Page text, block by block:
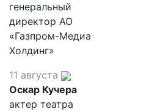
генеральный
директор АО
«Газпром-Медиа
Холдинг»
11 августа
Оскар Кучера
актер театра